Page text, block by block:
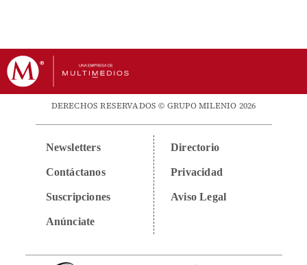
DERECHOS RESERVADOS © GRUPO MILENIO 2026
Newsletters
Contáctanos
Suscripciones
Anúnciate
Directorio
Privacidad
Aviso Legal